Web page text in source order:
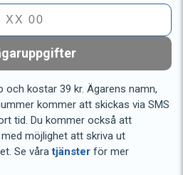
och kostar 39 kr. Ägarens namn,
kommer att skickas via SMS
tid. Du kommer också att
möjlighet att skriva ut
Se våratjänster för mer